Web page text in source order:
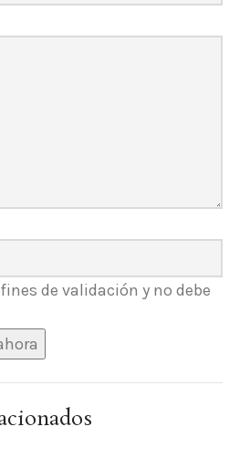
de validación y no debe